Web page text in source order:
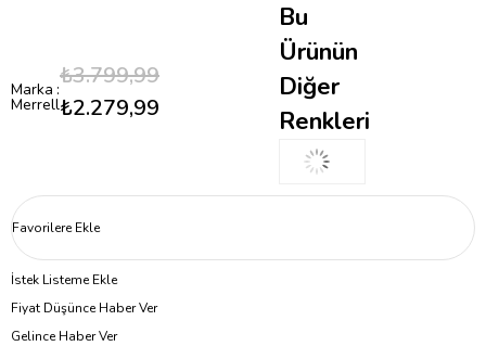
Marka :
Merrell
₺3.799,99
₺2.279,99
Bu
Ürünün
Diğer
Renkleri
Favorilere Ekle
İstek Listeme Ekle
Fiyat Düşünce Haber Ver
Gelince Haber Ver